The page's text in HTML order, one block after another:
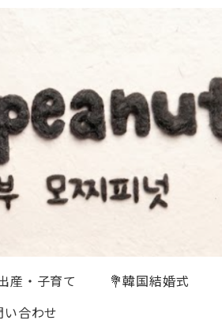
産・子育て 💐韓国結婚式
合わせ